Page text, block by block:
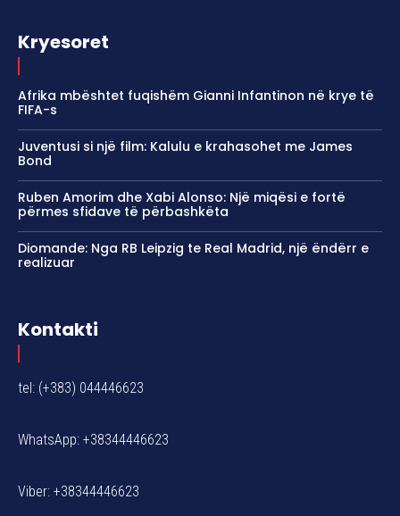
Kryesoret
Afrika mbështet fuqishëm Gianni Infantinon në krye të
FIFA-s
Juventusi si një film: Kalulu e krahasohet me James
Bond
Ruben Amorim dhe Xabi Alonso: Një miqësi e fortë
përmes sfidave të përbashkëta
Diomande: Nga RB Leipzig te Real Madrid, një ëndërr e
realizuar
Kontakti
tel: (+383) 044446623
WhatsApp: +38344446623
Viber: +38344446623